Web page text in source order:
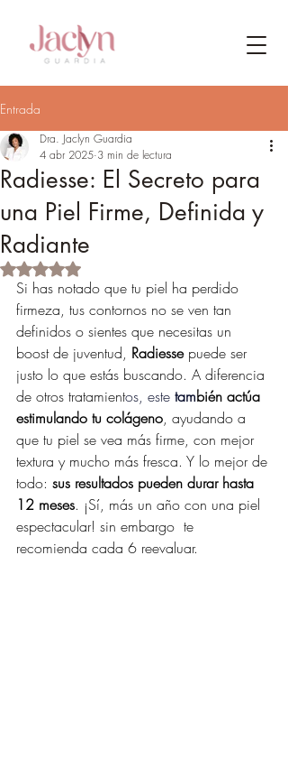
Entrada
Radiesse: El Secreto para
una Piel Firme, Definida y
Radiante
Dra. Jaclyn Guardia
4 abr 2025 3 min de lectura
Obtuvo NaN de 5 estrellas.
Si has notado que tu piel ha perdido
firmeza, tus contornos no se ven tan
definidos o sientes que necesitas un
boost de juventud, Radiesse puede ser
justo lo que estás buscando. A diferencia
de otros tratamientos, este también actúa
estimulando tu colágeno, ayudando a
que tu piel se vea más firme, con mejor
textura y mucho más fresca. Y lo mejor de
todo: sus resultados pueden durar hasta
12 meses. ¡Sí, más un año con una piel
espectacular! sin embargo  te
recomienda cada 6 reevaluar.